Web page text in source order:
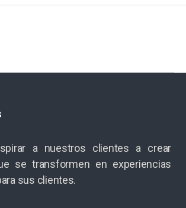
a nuestros clientes a crear
se transformen en experiencias
sus clientes.